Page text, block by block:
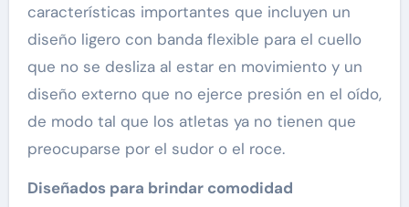
características importantes que incluyen un
diseño ligero con banda flexible para el cuello
que no se desliza al estar en movimiento y un
diseño externo que no ejerce presión en el oído,
de modo tal que los atletas ya no tienen que
preocuparse por el sudor o el roce.
Diseñados para brindar comodidad